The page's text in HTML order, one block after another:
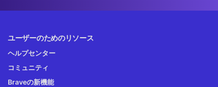
ユーザーのためのリソース
ヘルプセンター
コミュニティ
Braveの新機能